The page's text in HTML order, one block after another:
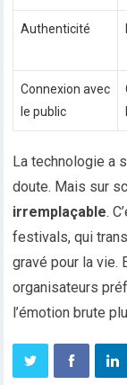
Authenticité
Connexion avec
le public
La technologie a
doute. Mais sur
irremplaçable.
festivals, qui
gravé pour la vie.
organisateurs
l’émotion brute